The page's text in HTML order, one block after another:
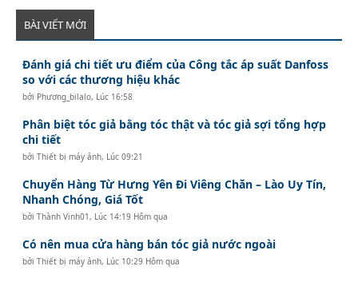
BÀI VIẾT MỚI
Đánh giá chi tiết ưu điểm của Công tắc áp suất Danfoss
so với các thương hiệu khác
bởi Phương_bilalo, Lúc 16:58
Phân biệt tóc giả bằng tóc thật và tóc giả sợi tổng hợp
chi tiết
bởiThiết bị máy ảnh, Lúc 09:21
Chuyển Hàng Từ Hưng Yên Đi Viêng Chăn – Lào Uy Tín,
Nhanh Chóng, Giá Tốt
bởiThành Vinh01 , Lúc 14:19 Hôm qua
Có nên mua cửa hàng bán tóc giả nước ngoài
bởiThiết bị máy ảnh, Lúc 10:29 Hôm qua